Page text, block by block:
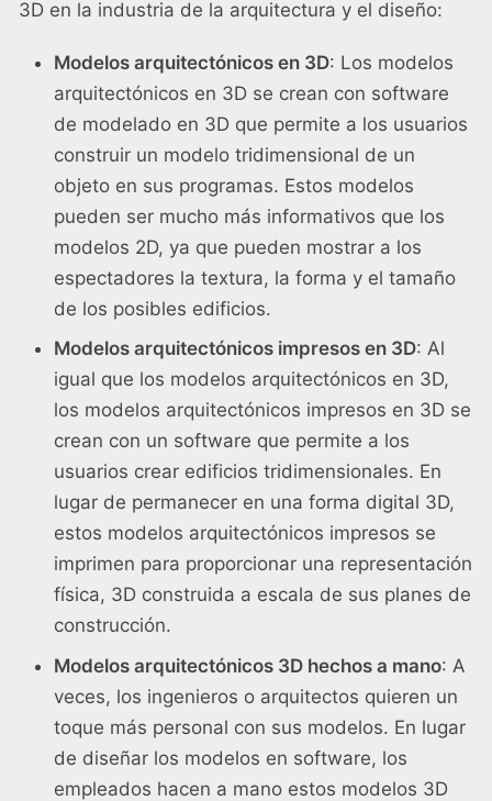
3D en la industria de la arquitectura y el diseño:
Modelos arquitectónicos en 3D: Los modelos
arquitectónicos en 3D se crean con software
de modelado en 3D que permite a los usuarios
construir un modelo tridimensional de un
objeto en sus programas. Estos modelos
pueden ser mucho más informativos que los
modelos 2D, ya que pueden mostrar a los
espectadores la textura, la forma y el tamaño
de los posibles edificios.
Modelos arquitectónicos impresos en 3D: Al
igual que los modelos arquitectónicos en 3D,
los modelos arquitectónicos impresos en 3D se
crean con un software que permite a los
usuarios crear edificios tridimensionales. En
lugar de permanecer en una forma digital 3D,
estos modelos arquitectónicos impresos se
imprimen para proporcionar una representación
física, 3D construida a escala de sus planes de
construcción.
Modelos arquitectónicos 3D hechos a mano: A
veces, los ingenieros o arquitectos quieren un
toque más personal con sus modelos. En lugar
de diseñar los modelos en software, los
empleados hacen a mano estos modelos 3D